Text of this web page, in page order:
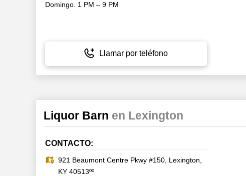
Domingo. 1 PM – 9 PM
Llamar por teléfono
Liquor Barn en Lexington
CONTACTO:
921 Beaumont Centre Pkwy #150, Lexington,
KY 40513ºº